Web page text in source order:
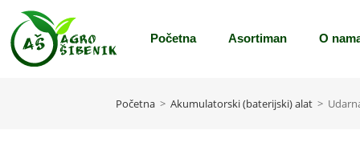
Početna Asortiman O
Početna > Akumulatorski (baterijski) alat >